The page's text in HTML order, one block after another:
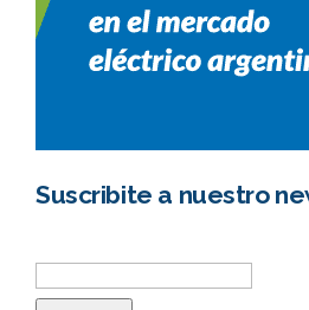
Suscribite a nuestro